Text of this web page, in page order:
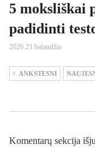
5 moksliškai
padidinti
2026 21 balandžio
ANKSTESNI
Komentarų sekcija